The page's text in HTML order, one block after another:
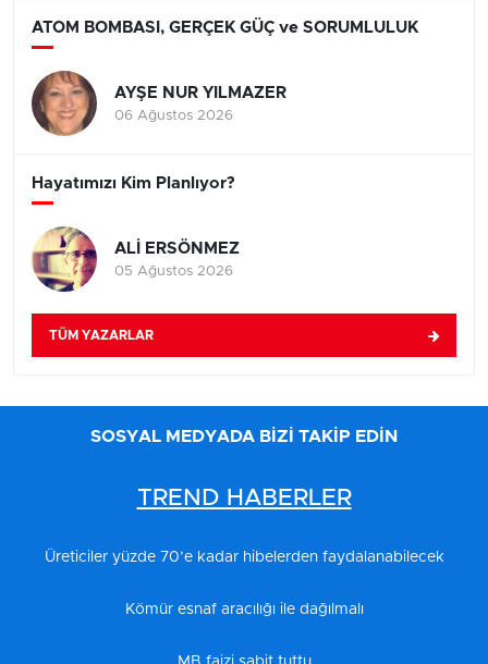
ATOM BOMBASI, GERÇEK GÜÇ ve SORUMLULUK
AYŞE NUR YILMAZER
06 Ağustos 2026
Hayatımızı Kim Planlıyor?
ALİ ERSÖNMEZ
05 Ağustos 2026
TÜM YAZARLAR
SOSYAL MEDYADA BİZİ TAKİP EDİN
TREND HABERLER
Üreticiler yüzde 70’e kadar hibelerden faydalanabilecek
Kömür esnaf aracılığı ile dağılmalı